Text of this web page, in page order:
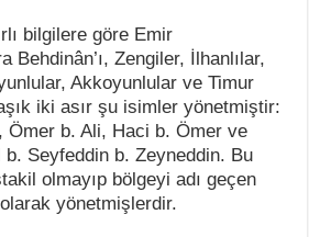
bilgilere göre Emir
Behdinân’ı, Zengiler, İlhanlılar,
Akkoyunlular ve Timur
iki asır şu isimler yönetmiştir:
Ömer b. Ali, Haci b. Ömer ve
Seyfeddin b. Zeyneddin. Bu
olmayıp bölgeyi adı geçen
yönetmişlerdir.